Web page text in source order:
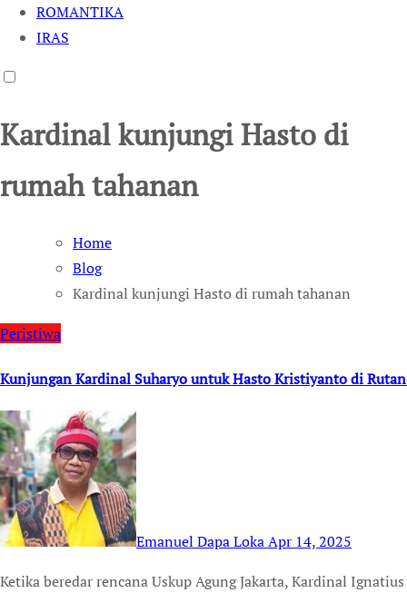
ROMANTIKA
IRAS
Kardinal kunjungi Hasto di
rumah tahanan
Home
Blog
Kardinal kunjungi Hasto di rumah tahanan
Peristiwa
Kunjungan Kardinal Suharyo untuk Hasto Kristiyanto di
Emanuel Dapa LokaApr 14, 2025
Ketika beredar rencana Uskup Agung Jakarta, Kardinal Ignatius Suharyo akan dan benar-benar mengunjungi Sekjen